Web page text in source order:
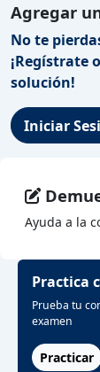
Agregar
No te
¡Regístrate
solución!
Iniciar
Ayuda a la
Practica
Prueba tu
examen
Practicar